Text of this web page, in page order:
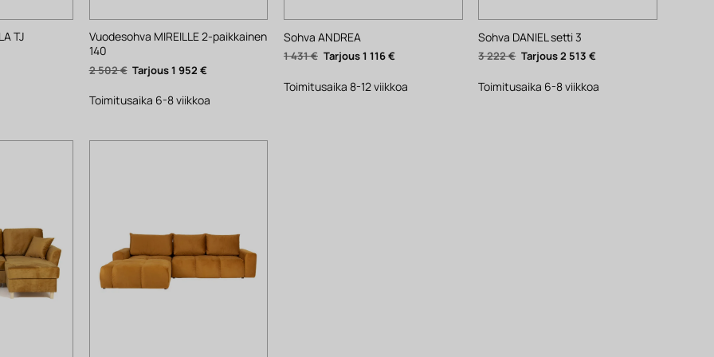
TJ
Vuodesohva MIREILLE 2-paikkainen
140
2 502€ Alkuperäinen
hinta
2
502 €.
1 952€
1
952 €.
Toimitusaika 6-8 viikkoa
Sohva ANDREA
1 431€ Alkuperäinen
hinta
1
431 €.
1 116€Nykyinen
hinta
1
116 €.
Toimitusaika 8-12 viikkoa
Sohva DANIEL setti 3
3 222€ Alkuperäinen
hinta
3
222 €.
2 513€
2
513 €.
Toimitusaika 6-8 viikkoa